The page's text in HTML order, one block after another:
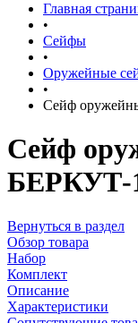
Главная
•
Сейфы
•
Оружейные
•
Сейф
Сейф
БЕРКУТ-
Вернуться в раздел
Обзор товара
Набор
Комплект
Описание
Характеристики